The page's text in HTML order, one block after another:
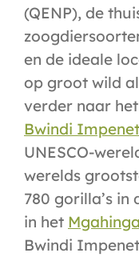
(QENP), de
en de ideale
op groot wild
verder naar
Bwindi
UNESCO-
werelds
780 gorilla’s
in het
Bwindi